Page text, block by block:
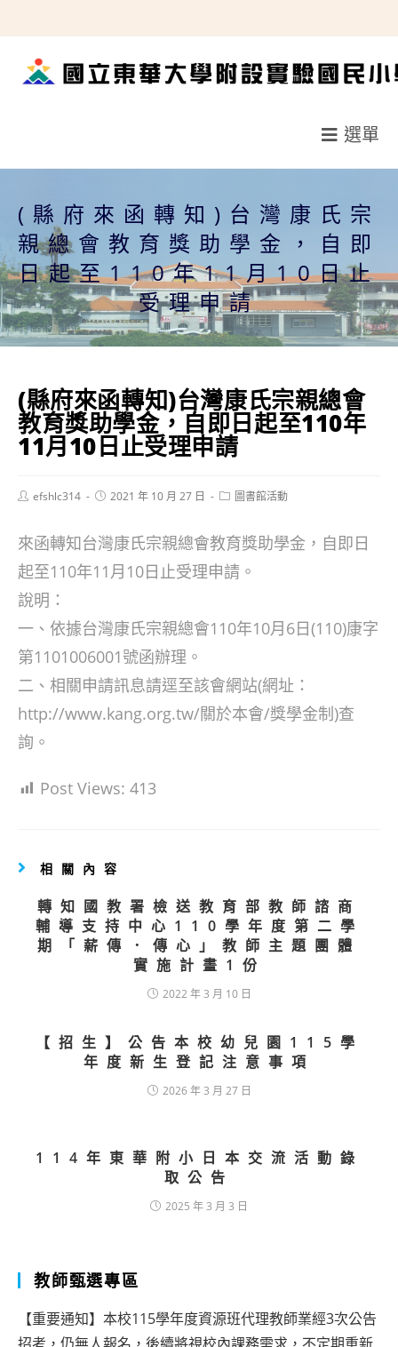
轉
選單
(縣府來函轉知)台灣康氏宗
親總會教育獎助學金，自即
日起至110年11月10日止
受理申請
(縣府來函轉知)台灣康氏宗親總會
教育獎助學金，自即日起至110年
11月10日止受理申請
Postefshlc314
Post2021 年 10 月 27 日
Post圖書館活動
來函轉知台灣康氏宗親總會教育獎助學金，自即日
起至110年11月10日止受理申請。
說明：
一、依據台灣康氏宗親總會110年10月6日(110)康字
第1101006001號函辦理。
二、相關申請訊息請逕至該會網站(網址：
http://www.kang.org.tw/關於本會/獎學金制)查
詢。
Post Views: 413
相關內容
轉知國教署檢送教育部教師諮商
輔導支持中心110學年度第二學
期「薪傳．傳心」教師主題團體
實施計畫1份
2022 年 3 月 10 日
【招生】公告本校幼兒園115學
年度新生登記注意事項
2026 年 3 月 27 日
114年東華附小日本交流活動錄
取公告
2025 年 3 月 3 日
教師甄選專區
【重要通知】本校115學年度資源班代理教師業經3次公告